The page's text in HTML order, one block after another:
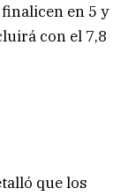
en 5 y
con el 7,8
que los